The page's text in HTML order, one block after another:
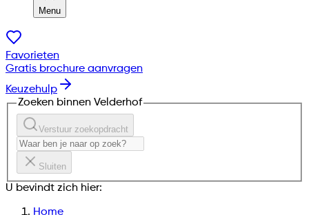
Menu
Favorieten
Gratis brochure aanvragen
Keuzehulp
Zoeken binnen Velderhof
Verstuur zoekopdracht
Sluiten
U bevindt zich hier:
Home